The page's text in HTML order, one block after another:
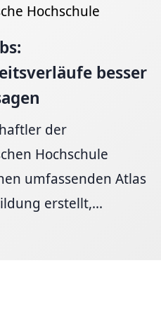
Hochschule
besser
der
Hochschule
umfassenden Atlas
erstellt,...